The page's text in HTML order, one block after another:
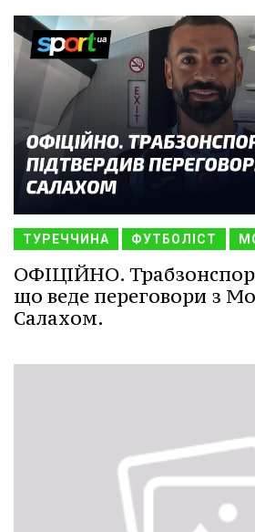
ТУРЕЧЧИНА ФУТБОЛІСТ
ОФІЦІЙНО. Трабзонспор
що веде переговори з
Салахом.